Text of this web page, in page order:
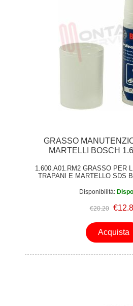
GRASSO
MARTELLI BOSCH
1.600.A01.RM2 GRASSO PER
TRAPANI E MARTELLO SDS
Disponibilità:
€20.20
Acquista